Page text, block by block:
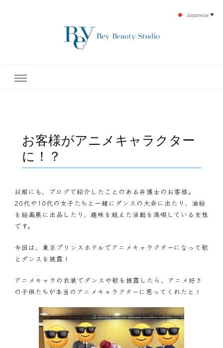
テ開設45年の実績を誇る本格エステだからこそ、お客様が必ず満足してもらえるこ
お客様がアニメキャラクター
に！？
以前にも、ブログで紹介したことのある弁護士のお客様。
20代や10代の女子たちと一緒にダンスの大会に出たり、油絵
を絵画展に出品したり、趣味を越えた活動を満喫している女性
です。
今回は、東京プリンスホテルでアニメキャラクターになって歌
とダンスを披露！
アニメキャラの衣装でダンスや歌を披露したら、アニメ好き
の子供たちが本当のアニメキャラクターに思ってくれたと！
Japanese ▼